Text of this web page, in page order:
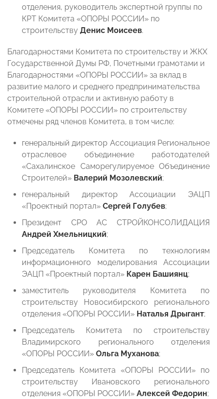
отделения, руководитель экспертной группы по
КРТ Комитета «ОПОРЫ РОССИИ» по
строительству Денис Моисеев.
Благодарностями Комитета по строительству и ЖКХ
Государственной Думы РФ, Почетными грамотами и
Благодарностями «ОПОРЫ РОССИИ» за вклад в
развитие малого и среднего предпринимательства
строительной отрасли и активную работу в
Комитете «ОПОРЫ РОССИИ» по строительству
отмечены ряд членов Комитета, в том числе:
генеральный директор Ассоциация Региональное
отраслевое объединение работодателей
«Сахалинское Саморегулируемое Объединение
Строителей» Валерий Мозолевский;
генеральный директор Ассоциации ЭАЦП
«Проектный портал» Сергей Голубев;
Президент СРО АС СТРОЙКОНСОЛИДАЦИЯ
Андрей Хмельницкий;
Председатель Комитета по технологиям
информационного моделирования Ассоциации
ЭАЦП «Проектный портал» Карен Башиянц;
заместитель руководителя Комитета по
строительству Новосибирского регионального
отделения «ОПОРЫ РОССИИ» Наталья Дрыгант;
Председатель Комитета по строительству
Владимирского регионального отделения
«ОПОРЫ РОССИИ» Ольга Муханова;
Председатель Комитета «ОПОРЫ РОССИИ» по
строительству Ивановского регионального
отделения «ОПОРЫ РОССИИ» Алексей Федорин;